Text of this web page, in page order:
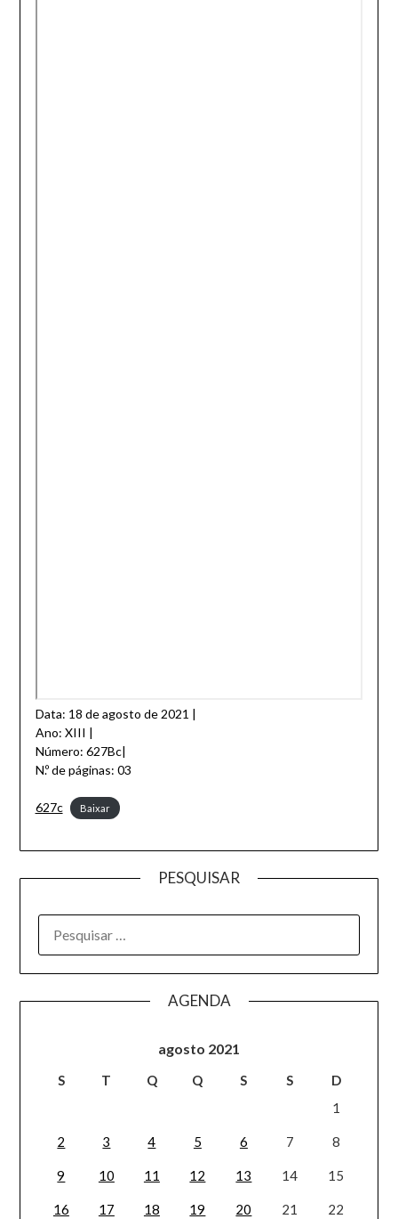
Data: 18 de agosto de 2021 |
Ano: XIII |
Número: 627Bc|
N.º de páginas: 03
627c Baixar
PESQUISAR
AGENDA
agosto 2021
S T Q Q S S
D
1
2 3 4 5 6 7 8
9 10 11 12 13 14 15
16 17 18 19 20 21 22